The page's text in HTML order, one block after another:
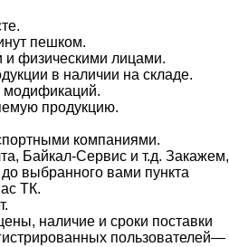
пешком.
и физическими лицами.
в наличии на складе.
модификаций.
продукцию.
компаниями.
Байкал-Сервис и т.д. Закажем,
выбранного вами пункта
ТК.
наличие и сроки поставки
пользователей—